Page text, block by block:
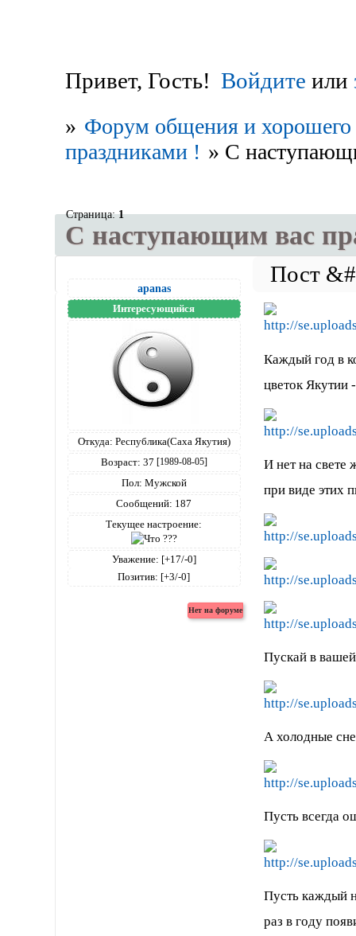
Привет, Гость! Войдите или
» Форум общения и хорошего
праздниками ! » С
С наступающим вас
Страница:1
apanas
Интересующийся
Откуда: Республика(Саха Якутия)
Возраст: 37 [1989-08-05]
Пол: Мужской
Сообщений: 187
Текущее настроение:
Уважение: [+17/-0]
Позитив: [+3/-0]
Каждый год в
цветок Якутии
И нет на свете
при виде этих
Пускай в
А холодные
Пусть всегда
Пусть каждый
раз в году